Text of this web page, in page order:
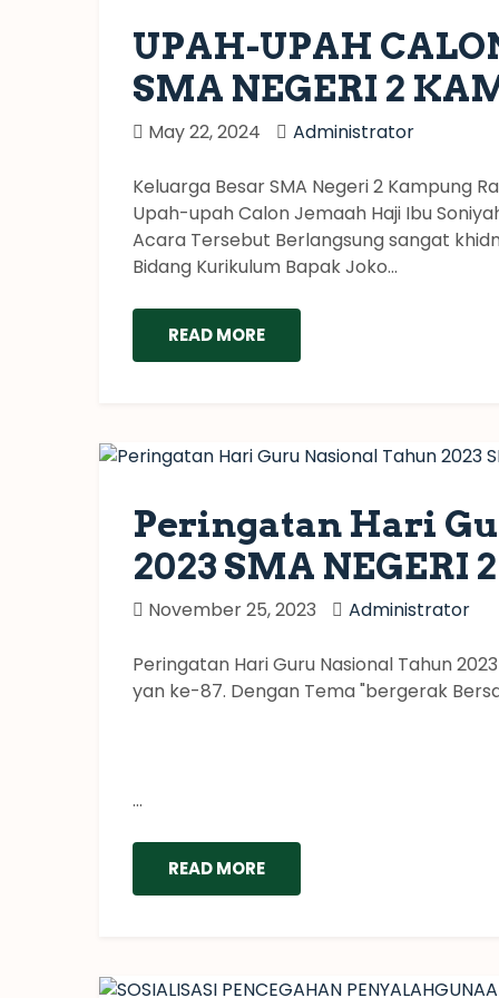
UPAH-UPAH
SMA NEGERI 2
May 22, 2024 Administrator
Keluarga Besar SMA Negeri 2 Kampung
Upah-upah Calon Jemaah Haji Ibu
Acara Tersebut Berlangsung sangat
Bidang Kurikulum Bapak Joko...
READ MORE
Peringatan Hari
2023 SMA NEGERI
November 25, 2023 Administrator
Peringatan Hari Guru Nasional Tahun
yan ke-87. Dengan Tema "bergerak
...
READ MORE